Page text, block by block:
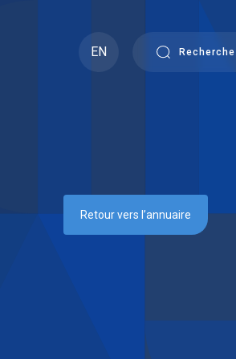
EN Recherche
Retour vers l’annuaire